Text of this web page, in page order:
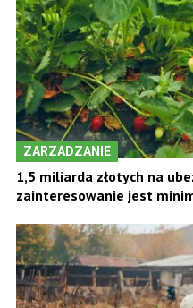
ZARZADZANIE
1,5 miliarda złotych na
zainteresowanie jest